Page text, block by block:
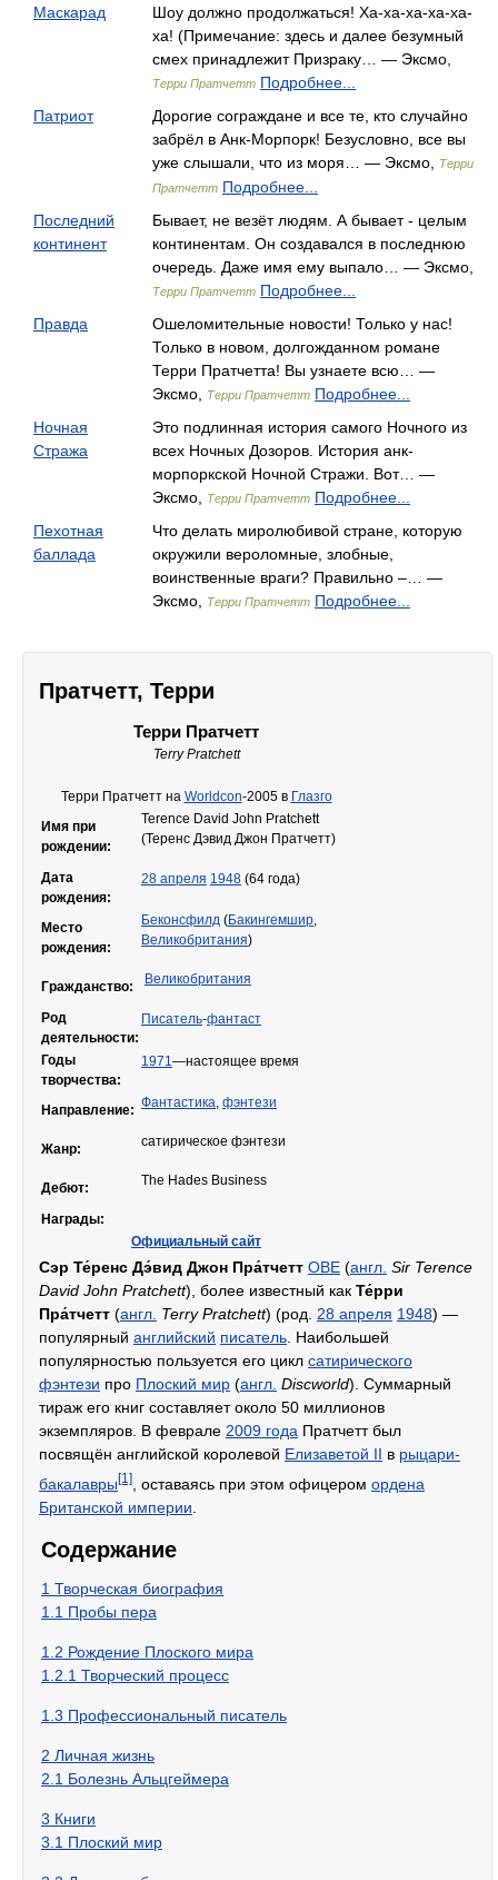
Маскарад
Шоу должно продолжаться! Ха-ха-ха-ха-ха-
ха! (Примечание: здесь и далее безумный
смех принадлежит Призраку… — Эксмо,
Терри Пратчетт Подробнее...
Патриот
Дорогие сограждане и все те, кто случайно
забрёл в Анк-Морпорк! Безусловно, все вы
уже слышали, что из моря… — Эксмо,
Терри
Пратчетт Подробнее...
Последний
континент
Бывает, не везёт людям. А бывает - целым
континентам. Он создавался в последнюю
очередь. Даже имя ему выпало… — Эксмо,
Терри Пратчетт Подробнее...
Правда
Ошеломительные новости! Только у нас!
Только в новом, долгожданном романе
Терри Пратчетта! Вы узнаете всю… —
Эксмо,
Терри Пратчетт Подробнее...
Ночная
Стража
Это подлинная история самого Ночного из
всех Ночных Дозоров. История анк-
морпоркской Ночной Стражи. Вот… —
Эксмо,
Терри Пратчетт Подробнее...
Пехотная
баллада
Что делать миролюбивой стране, которую
окружили вероломные, злобные,
воинственные враги? Правильно –… —
Эксмо,
Терри Пратчетт Подробнее...
Пратчетт, Терри
Терри Пратчетт
Terry Pratchett
Терри Пратчетт на Worldcon-2005 в Глазго
Имя при
рождении:
Terence David John Pratchett
(Теренс Дэвид Джон Пратчетт)
Дата
рождения:
28 апреля 1948 (64 года)
Место
рождения:
Беконсфилд (Бакингемшир,
Великобритания)
Гражданство: Великобритания
Род
деятельности:
Писатель-фантаст
Годы
творчества:
1971—настоящее время
Направление: Фантастика, фэнтези
Жанр: сатирическое фэнтези
Дебют: The Hades Business
Награды:
Официальный сайт
Сэр Те́ренс Дэ́вид Джон Пра́тчетт OBE (англ. Sir Terence
David John Pratchett), более известный как Те́рри
Пра́тчетт (англ. Terry Pratchett) (род. 28 апреля 1948) —
популярный английский писатель . Наибольшей
популярностью пользуется его цикл сатирического
фэнтези про Плоский мир (англ. Discworld). Суммарный
тираж его книг составляет около 50 миллионов
экземпляров. В феврале 2009 года Пратчетт был
посвящён английской королевой Елизаветой II в рыцари-
бакалавры[1] , оставаясь при этом офицером ордена
Британской империи
Содержание
1 Творческая биография
1.1 Пробы пера
1.2 Рождение Плоского мира
1.2.1 Творческий процесс
1.3 Профессиональный писатель
2 Личная жизнь
2.1 Болезнь Альцгеймера
3 Книги
3.1 Плоский мир